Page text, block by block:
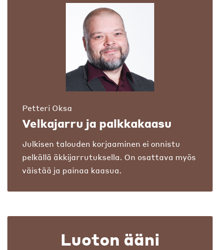
Petteri Oksa
Velkajarru ja palkkakaasu
Julkisen talouden korjaaminen ei onnistu
pelkällä äkkijarrutuksella. On osattava myös
väistää ja painaa kaasua.
Luoton ääni